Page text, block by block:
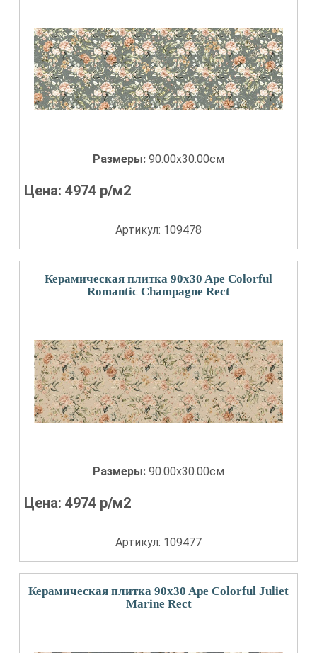
Размеры: 90.00x30.00см
Цена:4974 р/м2
Артикул: 109478
Керамическая плитка 90x30 Ape Colorful
Romantic Champagne Rect
Размеры: 90.00x30.00см
Цена:4974 р/м2
Артикул: 109477
Керамическая плитка 90x30 Ape Colorful Juliet
Marine Rect